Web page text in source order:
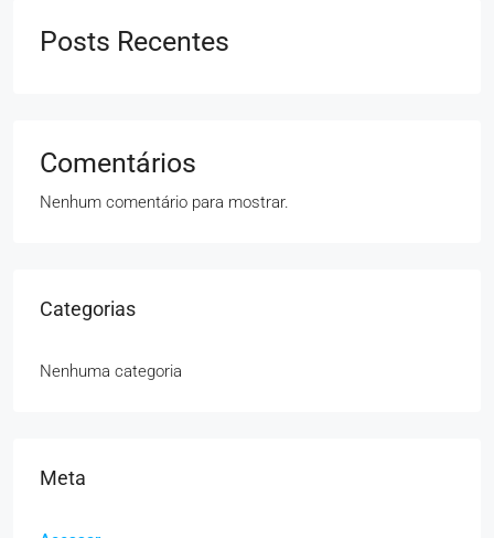
Posts Recentes
Comentários
Nenhum comentário para mostrar.
Categorias
Nenhuma categoria
Meta